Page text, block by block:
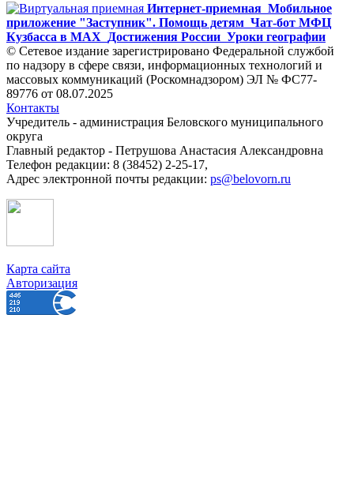
Интернет-приемная Мобильное
приложение "Заступник". Помощь детям Чат-бот МФЦ
Кузбасса в MAX
Достижения России Уроки географии
© Сетевое издание зарегистрировано Федеральной службой
по надзору в сфере связи, информационных технологий и
массовых коммуникаций (Роскомнадзором) ЭЛ № ФС77-
89776 от 08.07.2025
Контакты
Учредитель - администрация Беловского муниципального
округа
Главный редактор - Петрушова Анастасия Александровна
Телефон редакции: 8 (38452) 2-25-17,
Адрес электронной почты редакции: ps@belovorn.ru
Карта сайта
Авторизация